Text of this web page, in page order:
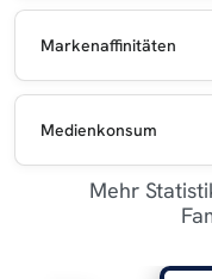
Markenaffinitäten
Medienkonsum
Mehr